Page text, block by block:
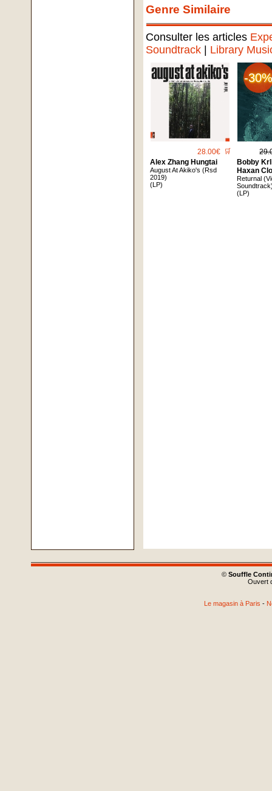
Genre Similaire
Consulter les articles
Soundtrack
Library
28.00€ 🛒
Alex Zhang Hungtai
August At Akiko's (Rsd
2019)
(LP)
-30%
Bobby
Haxan
Returnal
(LP)
© Souffle
Ouvert
Le magasin à Paris -